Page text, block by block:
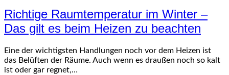
Richtige Raumtemperatur im Winter –
Das gilt es beim Heizen zu beachten
Eine der wichtigsten Handlungen noch vor dem Heizen ist
das Belüften der Räume. Auch wenn es draußen noch so kalt
ist oder gar regnet,…